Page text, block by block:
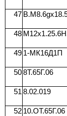
47
48
49 1-МК16Д1П
508Т.65Г.06
51 8.02.019
52 10.ОТ.65Г.06